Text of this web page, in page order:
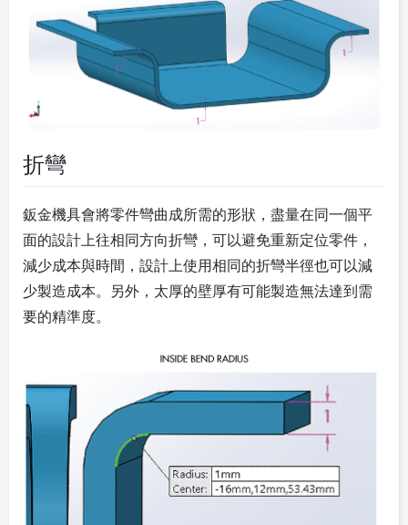
折彎
鈑金機具會將零件彎曲成所需的形狀，盡量在同一個平
面的設計上往相同方向折彎，可以避免重新定位零件，
減少成本與時間，設計上使用相同的折彎半徑也可以減
少製造成本。另外，太厚的壁厚有可能製造無法達到需
要的精準度。